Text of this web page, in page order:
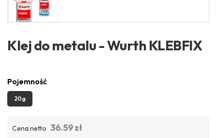
Klej do metalu - Wurth KLEBFIX
Pojemność
20g
Cena netto 36.59 zł